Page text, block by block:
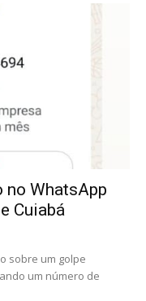
WhatsApp
Cuiabá
sobre um golpe
um número de